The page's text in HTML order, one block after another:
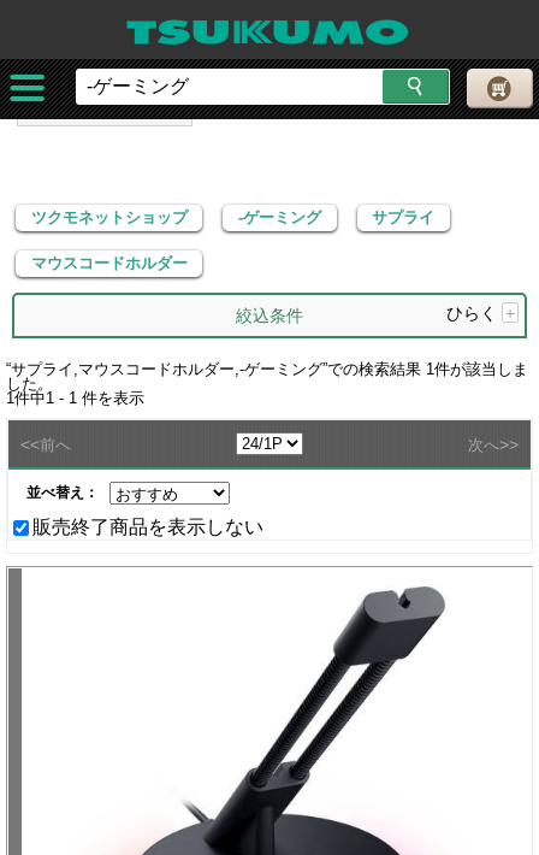
ツクモネットショップ
サプライ
マウスコードホルダー
ツクモネットショップ -ゲーミング サプライ
マウスコードホルダー
絞込条件 ひらく +
“サプライ,マウスコードホルダー,-ゲーミング”での検索結果 1件が該当しま
した。
1件中1 - 1 件を表示
<<前へ 次へ>>
並べ替え：
販売終了商品を表示しない